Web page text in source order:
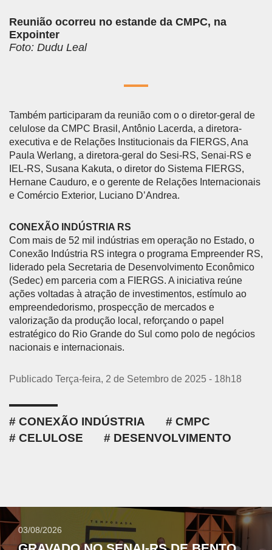
Reunião ocorreu no estande da CMPC, na
Expointer
Foto: Dudu Leal
Também participaram da reunião com o o diretor-geral de
celulose da CMPC Brasil, Antônio Lacerda, a diretora-
executiva e de Relações Institucionais da FIERGS, Ana
Paula Werlang, a diretora-geral do Sesi-RS, Senai-RS e
IEL-RS, Susana Kakuta, o diretor do Sistema FIERGS,
Hernane Cauduro, e o gerente de Relações Internacionais
e Comércio Exterior, Luciano D’Andrea.
CONEXÃO INDÚSTRIA RS
Com mais de 52 mil indústrias em operação no Estado, o
Conexão Indústria RS integra o programa Empreender RS,
liderado pela Secretaria de Desenvolvimento Econômico
(Sedec) em parceria com a FIERGS. A iniciativa reúne
ações voltadas à atração de investimentos, estímulo ao
empreendedorismo, prospecção de mercados e
valorização da produção local, reforçando o papel
estratégico do Rio Grande do Sul como polo de negócios
nacionais e internacionais.
Publicado Terça-feira, 2 de Setembro de 2025 - 18h18
CONEXÃO INDÚSTRIA
CMPC
CELULOSE
DESENVOLVIMENTO
03/08/2026